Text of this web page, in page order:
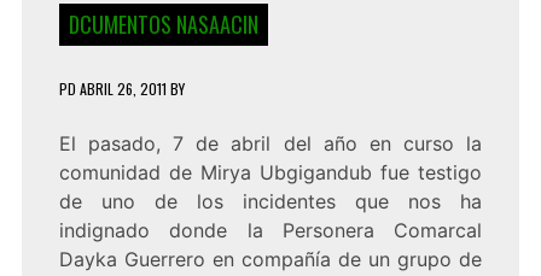
DCUMENTOS NASAACIN
PD ABRIL 26, 2011 BY
El pasado, 7 de abril del año en curso la
comunidad de Mirya Ubgigandub fue testigo
de uno de los incidentes que nos ha
indignado donde la Personera Comarcal
Dayka Guerrero en compañía de un grupo de